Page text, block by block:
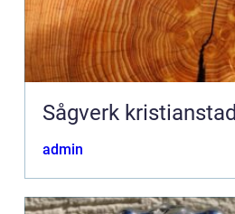
Sågverk kristianstad
admin